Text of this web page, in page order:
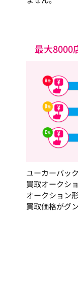
最大8000
ユーカーパッ
買取オークショ
オークション
買取価格がグ